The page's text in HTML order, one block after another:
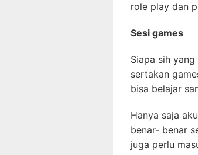
role play dan
Sesi games
Siapa sih
sertakan
bisa belajar
Hanya saja
benar- benar
juga perlu